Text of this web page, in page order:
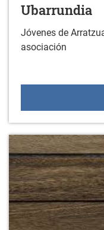
Ubarrundia
Jóvenes de
asociación